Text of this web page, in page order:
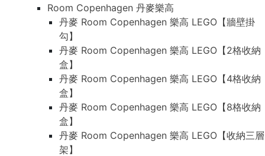
Room Copenhagen 丹麥樂高
丹麥 Room Copenhagen 樂高 LEGO【牆壁掛
勾】
丹麥 Room Copenhagen 樂高 LEGO【2格收納
盒】
丹麥 Room Copenhagen 樂高 LEGO【4格收納
盒】
丹麥 Room Copenhagen 樂高 LEGO【8格收納
盒】
丹麥 Room Copenhagen 樂高 LEGO【收納三層
架】